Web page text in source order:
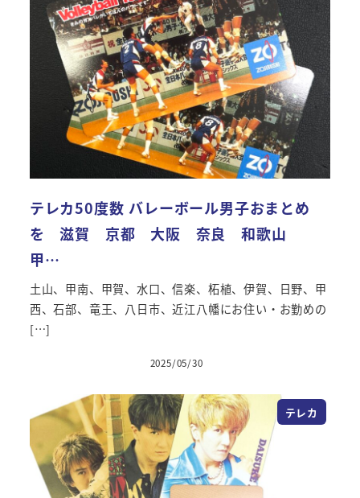
テレカ50度数 バレーボール男子おまとめ
を 滋賀 京都 大阪 奈良 和歌山
甲…
土山、甲南、甲賀、水口、信楽、柘植、伊賀、日野、甲
西、石部、竜王、八日市、近江八幡にお住い・お勤めの
[…]
投稿日
2025/05/30
テレカ